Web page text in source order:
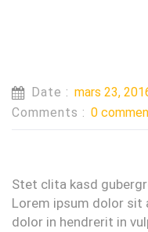
Date : mars 23,
Comments : 0
Stet clita kasd
Lorem ipsum dolor sit
dolor in hendrerit in